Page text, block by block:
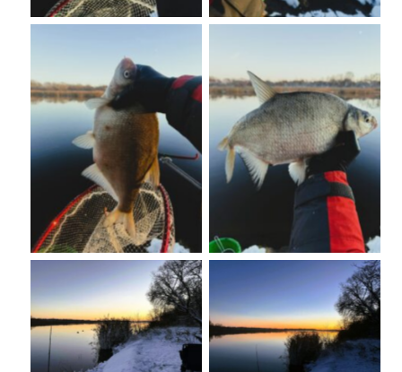
No Caption No Caption
No Caption No Caption